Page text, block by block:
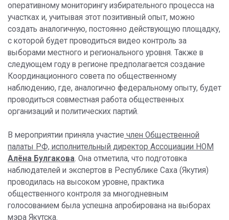
оперативному мониторингу избирательного процесса на
участках и, учитывая этот позитивный опыт, можно
создать аналогичную, постоянно действующую площадку,
с которой будет проводиться видео контроль за
выборами местного и регионального уровня. Также в
следующем году в регионе предполагается создание
Координационного совета по общественному
наблюдению, где, аналогично федеральному опыту, будет
проводиться совместная работа общественных
организаций и политических партий.
В мероприятии приняла участие член Общественной
палаты РФ, исполнительный директор Ассоциации НОМ
Алёна Булгакова. Она отметила, что подготовка
наблюдателей и экспертов в Республике Саха (Якутия)
проводилась на высоком уровне, практика
общественного контроля за многодневным
голосованием была успешна апробирована на выборах
мэра Якутска.